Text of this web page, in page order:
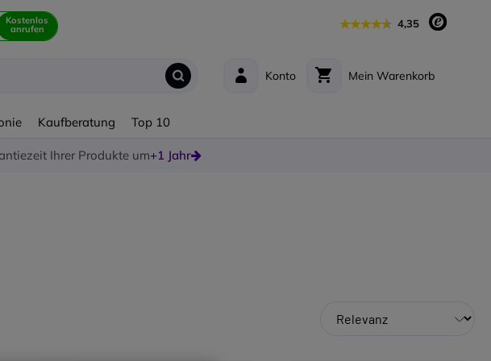
Kostenlos
anrufen 4,35
Konto Mein Warenkorb
Kaufberatung Top 10
Ihrer Produkte um+1 Jahr